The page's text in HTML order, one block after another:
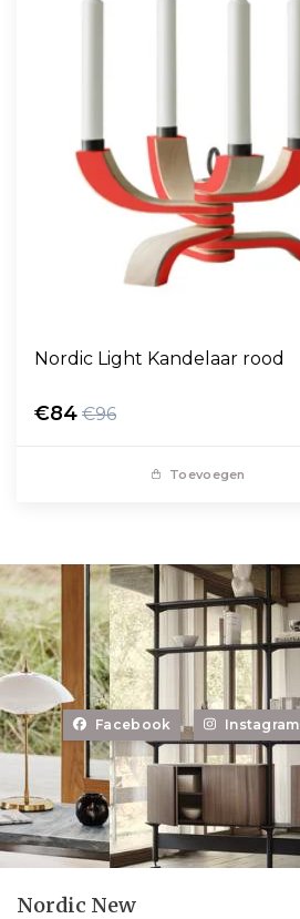
Nordic Light Kandelaar rood
€84 €96
Toevoegen
Facebook Instagram
Nordic New